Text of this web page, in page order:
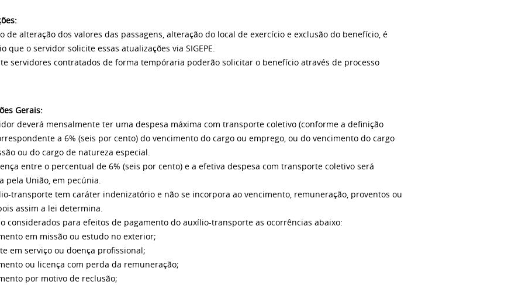
de alteração dos valores das passagens, alteração do local de exercício e exclusão do benefício, é
que o servidor solicite essas atualizações via SIGEPE.
servidores contratados de forma tempóraria poderão solicitar o benefício através de processo
Gerais:
deverá mensalmente ter uma despesa máxima com transporte coletivo (conforme a definição
a 6% (seis por cento) do vencimento do cargo ou emprego, ou do vencimento do cargo
ou do cargo de natureza especial.
entre o percentual de 6% (seis por cento) e a efetiva despesa com transporte coletivo será
pela União, em pecúnia.
transporte tem caráter indenizatório e não se incorpora ao vencimento, remuneração, proventos ou
assim a lei determina.
considerados para efeitos de pagamento do auxílio-transporte as ocorrências abaixo:
em missão ou estudo no exterior;
em serviço ou doença profissional;
ou licença com perda da remuneração;
por motivo de reclusão;